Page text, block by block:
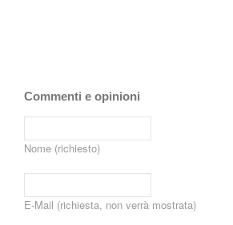
Commenti e opinioni
Nome (richiesto)
E-Mail (richiesta, non verrà mostrata)